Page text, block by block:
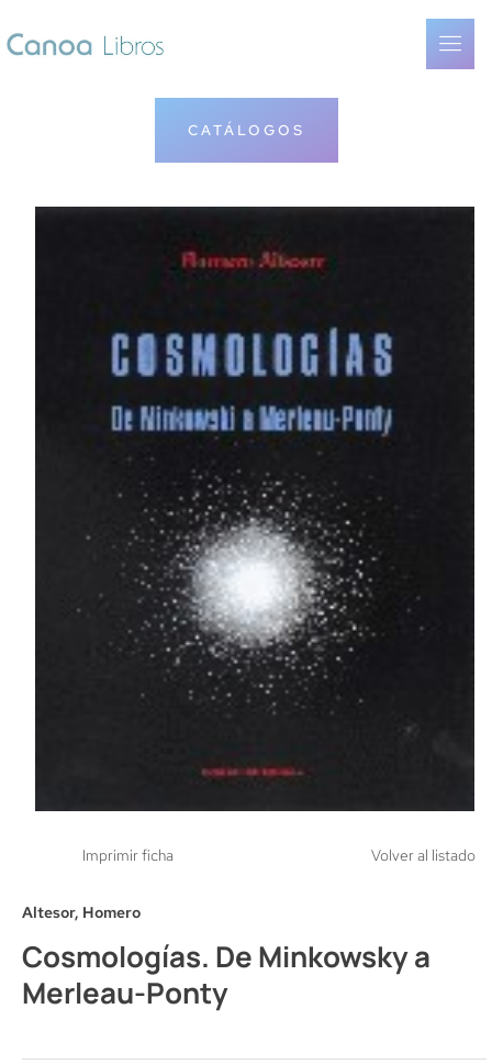
CATÁLOGOS
Imprimir ficha Volver al listado
Altesor, Homero
Cosmologías. De Minkowsky a
Merleau-Ponty